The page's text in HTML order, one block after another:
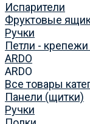
Испарители
Фруктовые
Ручки
Петли - крепежи
ARDO
ARDO
Все товары
Панели (щитки)
Ручки